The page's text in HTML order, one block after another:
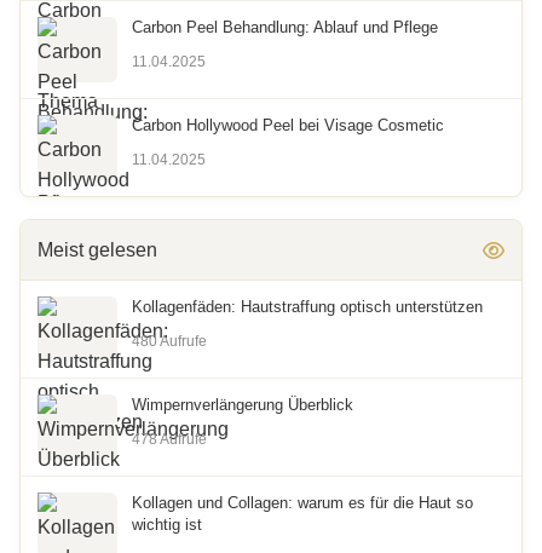
Carbon Peel Behandlung: Ablauf und Pflege
11.04.2025
Carbon Hollywood Peel bei Visage Cosmetic
11.04.2025
Meist gelesen
Kollagenfäden: Hautstraffung optisch unterstützen
480 Aufrufe
Wimpernverlängerung Überblick
478 Aufrufe
Kollagen und Collagen: warum es für die Haut so
wichtig ist